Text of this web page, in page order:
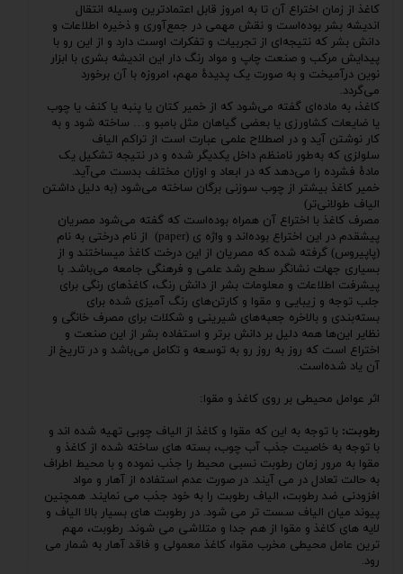
کاغذ از زمان اختراع آن تا به امروز قابل اعتمادترین وسیله انتقال
اندیشه بشر بوده‌است و نقش مهمی در جمع‌آوری و ذخیره اطلاعات و
دانش بشر که نتیجه‌ای از تجربیات و تفکرات اوست دارد و از این رو با
پیدایش مرکب و صنعت چاپ و مواد رنگ دار این اندیشه بشری با ابزار
نوین درآمیخت و به صورت یک پدیدهٔ مهم، امروزه با آن برخورد
می‌گردد.
کاغذ، به ماده‌ای گفته می‌شود که از خمیر کتان یا پنبه یا کنف یا چوب
یا ضایعات کشاورزی یا بعضی گیاهان مثل بامبو و… ساخته شود و به
کار نوشتن آید و در اصطلاح علمی عبارت است از تراکم الیاف
سلولزی که به‌طور نامنظم داخل یکدیگر شده و در نتیجه تشکیل یک
مادهٔ فشرده را می‌دهد که در ابعاد و اوزان مختلف بدست می‌آید.
خمیر کاغذ بیشتر از چوب سوزنی برگان ساخته می‌شود (به دلیل داشتن
الیاف طولانی‌تر)
مصرف کاغذ با اختراع آن همراه بوده‌است که گفته می‌شود مصریان
پیشقدم در این اختراع بوده‌اند و واژه ی (paper) از نام درختی به نام
(پاپیروس) گرفته شده که مصریان از این درخت کاغذ میساختند و از
بسیاری جهات نشانگر سطح رشد علمی و فرهنگی جامعه می‌باشد. با
پیشرفت اطلاعات و معلومات بشر از دانش رنگ، کاغذهای رنگی برای
جلب توجه و زیبایی و مقوا و کارتن‌های رنگ آمیزی شده برای
بسته‌بندی و بالاخره جعبه‌های شیرینی و شکلات برای مصرف خانگی و
نظایر این‌ها همه دلیل بر دانش برتر و استفاده بشر از این صنعت و
اختراع است که روز به روز رو به توسعه و تکامل می‌باشد و در تاریخ از
آن یاد شده‌است.
اثر عوامل محیطی بر روی کاغذ و مقوا:
رطوبت: با توجه به این که مقوا و کاغذ از الیاف چوبی تهیه شده اند و
با توجه به خاصیت جذب آب چوب، بسته های ساخته شده از کاغذ و
مقوا به مرور زمان رطوبت نسبی محیط را جذب نموده و با محیط اطراف
به حالت تعادل در می آیند. در صورت عدم استفاده از آهار و مواد
افزودنی ضد رطوبت، الیاف رطوبت را به خود جذب می نمایند. همچنین
پیوند میان الیاف سست تر می شود. در رطوبت های بسیار بالا الیاف و
لایه های کاغذ و مقوا از هم جدا و متلاشی می شوند. رطوبت، مهم
ترین عامل محیطی مخرب مقوا، کاغذ معمولی و فاقد آهار به شمار می
رود.